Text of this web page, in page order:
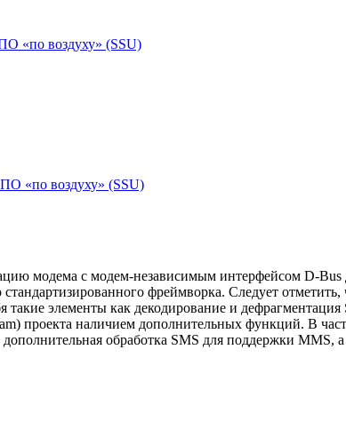
«по воздуху» (SSU)
«по воздуху» (SSU)
модема с модем-независимым интерфейсом D-
фреймворка. Следует
элементы как декодирование и
проекта наличием дополнительных функций. В
обработка SMS для поддержки MMS,